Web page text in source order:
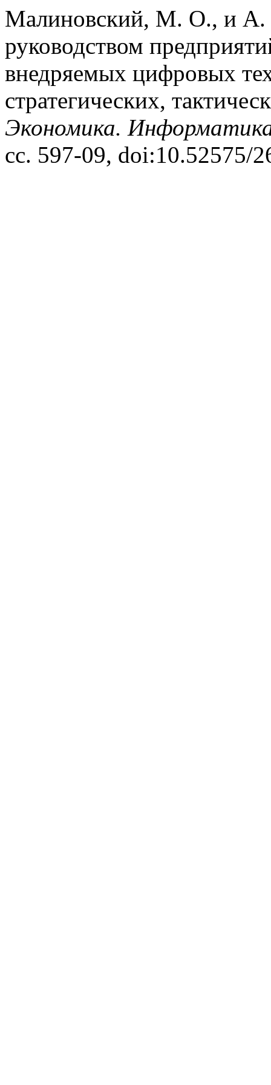
Малиновский, М. О., и
руководством
внедряемых цифровых
стратегических,
Экономика.
сс. 597-09, doi:10.52575/